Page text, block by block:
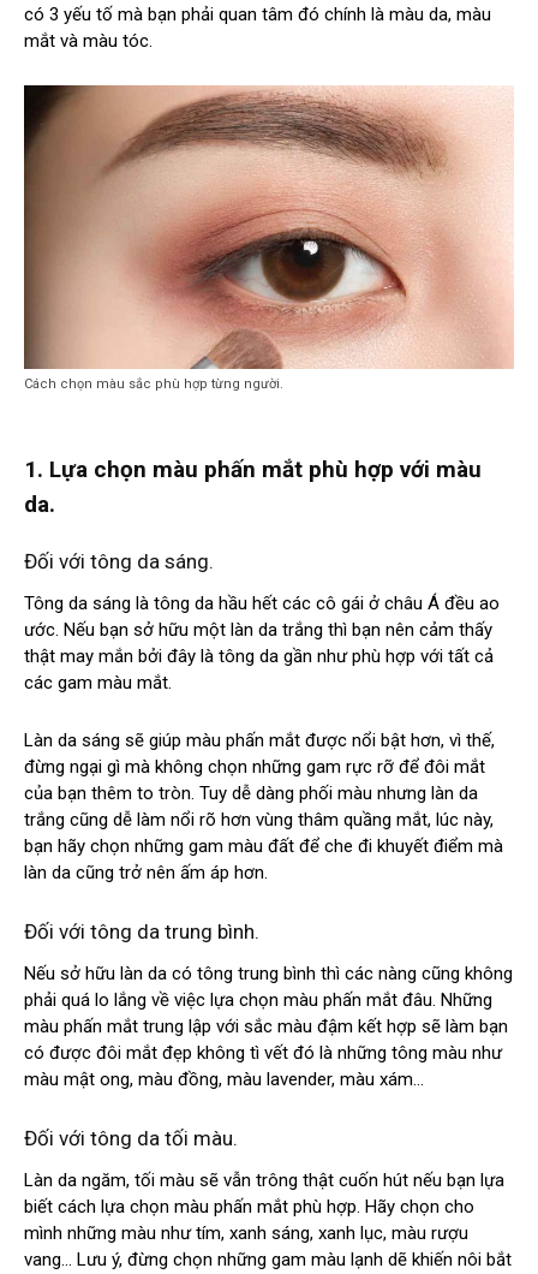
có 3 yếu tố mà bạn phải quan tâm đó chính là màu da, màu
mắt và màu tóc.
Cách chọn màu sắc phù hợp từng người.
1. Lựa chọn màu phấn mắt phù hợp với màu
da.
Đối với tông da sáng.
Tông da sáng là tông da hầu hết các cô gái ở châu Á đều ao
ước. Nếu bạn sở hữu một làn da trắng thì bạn nên cảm thấy
thật may mắn bởi đây là tông da gần như phù hợp với tất cả
các gam màu mắt.
Làn da sáng sẽ giúp màu phấn mắt được nổi bật hơn, vì thế,
đừng ngại gì mà không chọn những gam rực rỡ để đôi mắt
của bạn thêm to tròn. Tuy dễ dàng phối màu nhưng làn da
trắng cũng dễ làm nổi rõ hơn vùng thâm quầng mắt, lúc này,
bạn hãy chọn những gam màu đất để che đi khuyết điểm mà
làn da cũng trở nên ấm áp hơn.
Đối với tông da trung bình.
Nếu sở hữu làn da có tông trung bình thì các nàng cũng không
phải quá lo lắng về việc lựa chọn màu phấn mắt đâu. Những
màu phấn mắt trung lập với sắc màu đậm kết hợp sẽ làm bạn
có được đôi mắt đẹp không tì vết đó là những tông màu như
màu mật ong, màu đồng, màu lavender, màu xám…
Đối với tông da tối màu.
Làn da ngăm, tối màu sẽ vẫn trông thật cuốn hút nếu bạn lựa
biết cách lựa chọn màu phấn mắt phù hợp. Hãy chọn cho
mình những màu như tím, xanh sáng, xanh lục, màu rượu
vang… Lưu ý, đừng chọn những gam màu lạnh dẽ khiến nôi bắt